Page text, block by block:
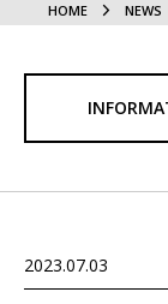
HOME NEWS
2023.07.03